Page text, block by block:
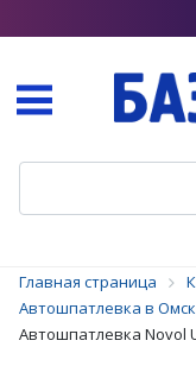
Главная страница
Автошпатлевка в
Автошпатлевка Novol